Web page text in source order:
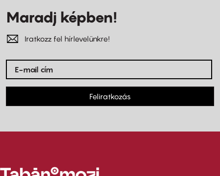
Maradj képben!
Iratkozz fel hírlevelünkre!
Feliratkozás